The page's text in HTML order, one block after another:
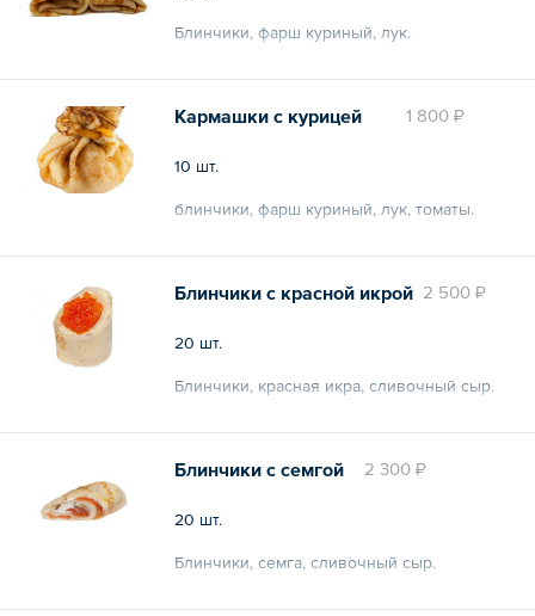
Блинчики, фарш куриный, лук.
1 800 ₽
Кармашки с курицей
10 шт.
блинчики, фарш куриный, лук, томаты.
2 500 ₽
Блинчики с красной икрой
20 шт.
Блинчики, красная икра, сливочный сыр.
2 300 ₽
Блинчики с семгой
20 шт.
Блинчики, семга, сливочный сыр.
Общий вес – 0.6 кг